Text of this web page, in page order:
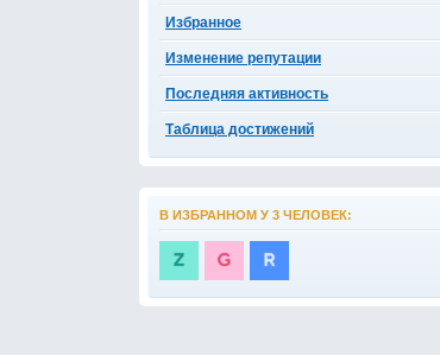
Избранное
Изменение репутации
Последняя активность
Таблица достижений
В ИЗБРАННОМ У 3 ЧЕЛОВЕК: